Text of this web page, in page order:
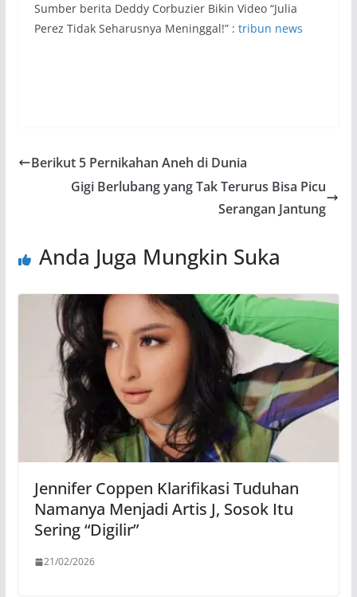
Sumber berita Deddy Corbuzier Bikin Video “Julia
Perez Tidak Seharusnya Meninggal!” : tribun news
Berikut 5 Pernikahan Aneh di Dunia
Gigi Berlubang yang Tak Terurus Bisa Picu
Serangan Jantung
Anda Juga Mungkin Suka
Jennifer Coppen Klarifikasi Tuduhan
Namanya Menjadi Artis J, Sosok Itu
Sering “Digilir”
21/02/2026